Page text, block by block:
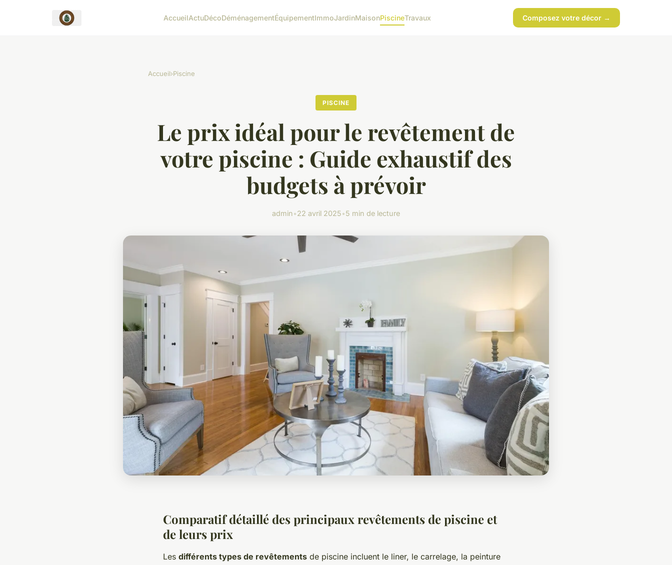
AccueilActuDécoDéménagementÉquipementImmoJardinMaisonPiscineTravaux Composez votre décor →
Accueil›Piscine
PISCINE
Le prix idéal pour le revêtement de
votre piscine : Guide exhaustif des
budgets à prévoir
admin•22 avril 2025•5 min de lecture
Comparatif détaillé des principaux revêtements de piscine et
de leurs prix
Les différents types de revêtements de piscine incluent le liner, le carrelage, la peinture